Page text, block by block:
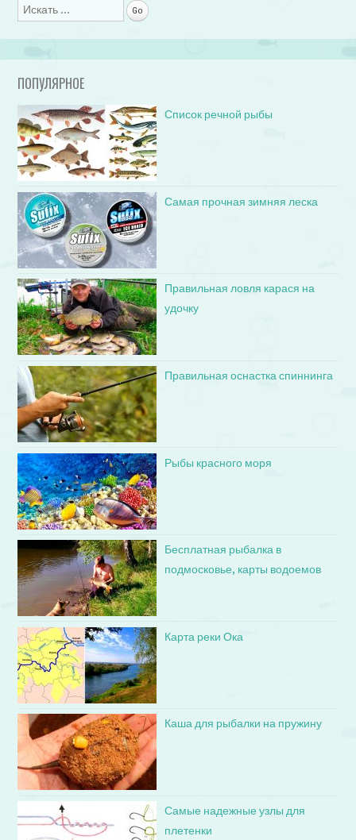
Поиск
ПОПУЛЯРНОЕ
Список речной рыбы
Самая прочная зимняя леска
Правильная ловля карася на
удочку
Правильная оснастка спиннинга
Рыбы красного моря
Бесплатная рыбалка в
подмосковье, карты водоемов
Карта реки Ока
Каша для рыбалки на пружину
Самые надежные узлы для
плетенки